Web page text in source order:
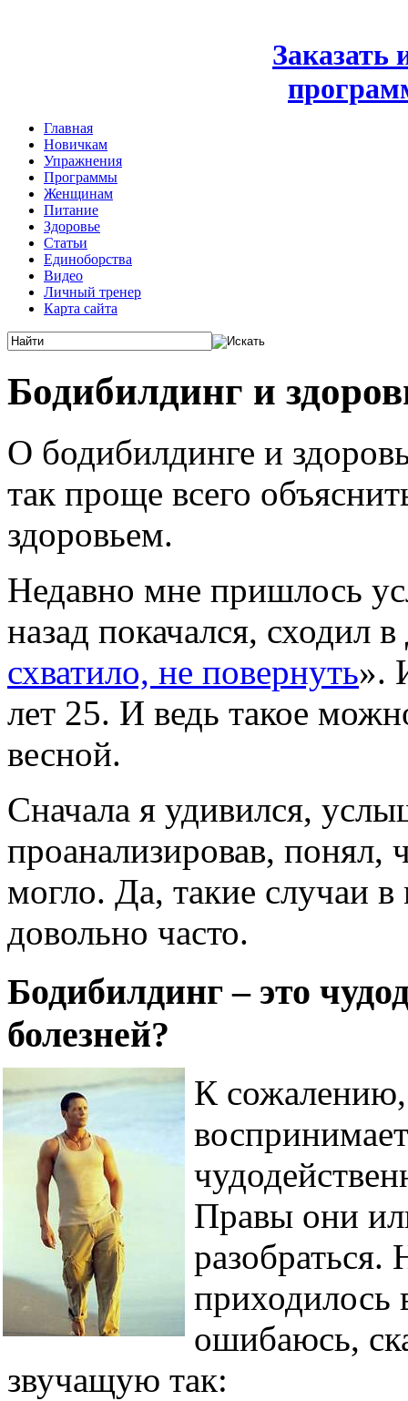
Заказать
Главная
Новичкам
Упражнения
Программы
Женщинам
Питание
Здоровье
Статьи
Единоборства
Видео
Личный тренер
Карта сайта
Бодибилдинг и
О бодибилдинге и
так проще всего
здоровьем.
Недавно мне пришлось
назад покачался, сходил
схватило, не повернуть».
лет 25. И ведь такое
весной.
Сначала я удивился,
проанализировав, понял,
могло. Да, такие случаи в
довольно часто.
Бодибилдинг – это
болезней?
К
Правы они
приходилось
ошибаюсь,
звучащую так: